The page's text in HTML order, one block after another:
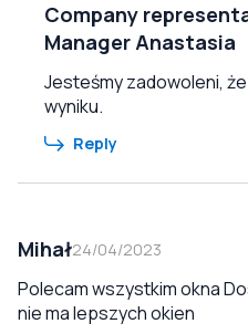
Company
Manager Anastasia
Jesteśmy zadowoleni,
wyniku.
Reply
Mihał24/04/2023
Polecam wszystkim okna
nie ma lepszych okien